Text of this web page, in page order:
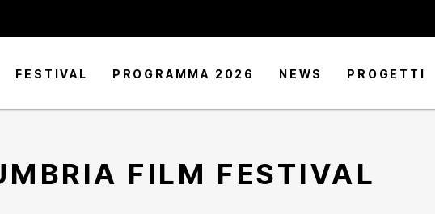
FESTIVAL PROGRAMMA 2026 NEWS PROGETTI
FILM FESTIVAL